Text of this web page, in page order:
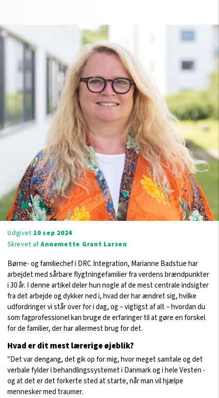
Udgivet 10 sep 2024
Skrevet afAnnemette Grant Larsen
Børne- og familiechef i DRC Integration, Marianne Badstue har
arbejdet med sårbare flygtningefamilier fra verdens brændpunkter
i 30 år. I denne artikel deler hun nogle af de mest centrale indsigter
fra det arbejde og dykker ned i, hvad der har ændret sig, hvilke
udfordringer vi står over for i dag, og – vigtigst af alt – hvordan du
som fagprofessionel kan bruge de erfaringer til at gøre en forskel
for de familier, der har allermest brug for det.
Hvad er dit mest lærerige øjeblik?
"Det var dengang, det gik op for mig, hvor meget samtale og det
verbale fylder i behandlingssystemet i Danmark og i hele Vesten -
og at det er det forkerte sted at starte, når man vil hjælpe
mennesker med traumer.